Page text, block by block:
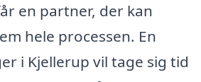
en partner, der kan
hele processen. En
i Kjellerup vil tage sig tid